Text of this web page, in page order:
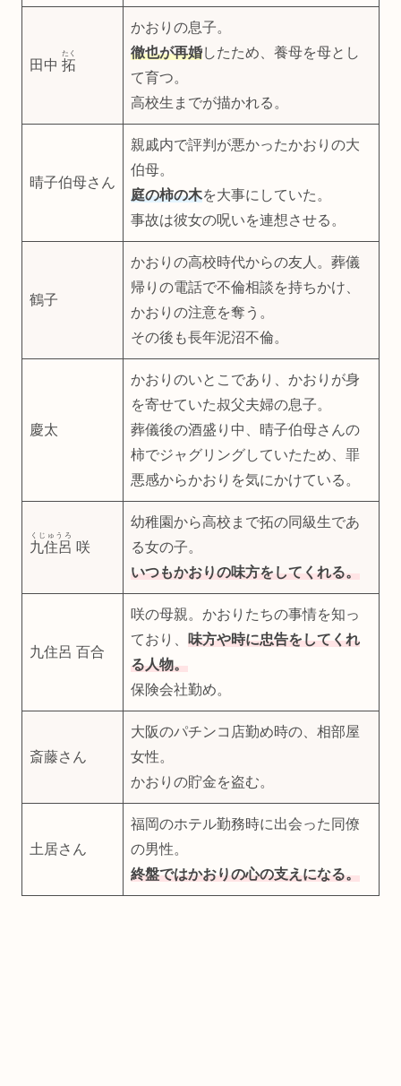
田中 拓
たく
かおりの息子。
徹也が再婚したため、養母を母とし
て育つ。
高校生までが描かれる。
晴子伯母さん
親戚内で評判が悪かったかおりの大
伯母。
庭の柿の木を大事にしていた。
事故は彼女の呪いを連想させる。
鶴子
かおりの高校時代からの友人。葬儀
帰りの電話で不倫相談を持ちかけ、
かおりの注意を奪う。
その後も長年泥沼不倫。
慶太
かおりのいとこであり、かおりが身
を寄せていた叔父夫婦の息子。
葬儀後の酒盛り中、晴子伯母さんの
柿でジャグリングしていたため、罪
悪感からかおりを気にかけている。
九住呂
くじゅうろ
咲
幼稚園から高校まで拓の同級生であ
る女の子。
いつもかおりの味方をしてくれる。
九住呂 百合
咲の母親。かおりたちの事情を知っ
ており、 味方や時に忠告をしてくれ
る人物。
保険会社勤め。
斎藤さん
大阪のパチンコ店勤め時の、相部屋
女性。
かおりの貯金を盗む。
土居さん
福岡のホテル勤務時に出会った同僚
の男性。
終盤ではかおりの心の支えになる。